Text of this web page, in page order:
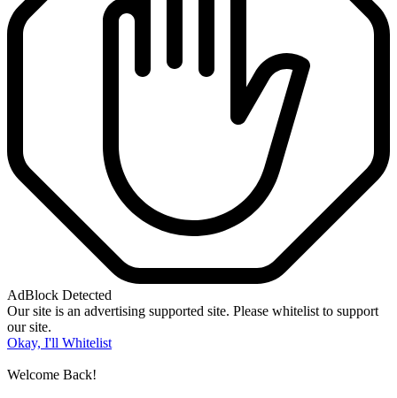
AdBlock Detected
Our site is an advertising supported site. Please whitelist to support
our site.
Okay, I'll Whitelist
Welcome Back!